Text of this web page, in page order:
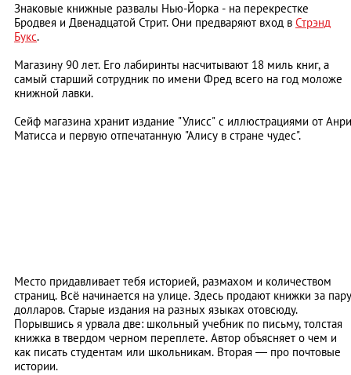
Знаковые книжные развалы Нью-Йорка - на перекрестке
Бродвея и Двенадцатой Стрит. Они предваряют вход в Стрэнд
Букс.
Магазину 90 лет. Его лабиринты насчитывают 18 миль книг, а
самый старший сотрудник по имени Фред всего на год моложе
книжной лавки.
Сейф магазина хранит издание "Улисс" с иллюстрациями от Анри
Матисса и первую отпечатанную "Алису в стране чудес".
Место придавливает тебя историей, размахом и количеством
страниц. Всё начинается на улице. Здесь продают книжки за пару
долларов. Старые издания на разных языках отовсюду.
Порывшись я урвала две: школьный учебник по письму, толстая
книжка в твердом черном переплете. Автор объясняет о чем и
как писать студентам или школьникам. Вторая — про почтовые
истории.